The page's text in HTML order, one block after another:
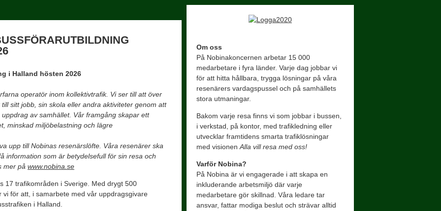
i Halland hösten 2026
operatör inom kollektivtrafik. Vi ser till att över
sitt jobb, sin skola eller andra aktiviteter genom att
av samhället. Vår framgång skapar ett
minskad miljöbelastning och lägre
upp till Nobinas resenärslöfte. Våra resenärer ska
information som är betydelsefull för sin resa och
mer på www.nobina.se
17 trafikområden i Sverige. Med drygt 500
för att, i samarbete med vår uppdragsgivare
i Halland.
Om oss
På Nobinakoncernen arbetar 15 000
medarbetare i fyra länder. Varje dag jobbar vi
för att hitta hållbara, trygga lösningar på våra
resenärers vardagspussel och på samhällets
stora utmaningar.
Bakom varje resa finns vi som jobbar i bussen,
i verkstad, på kontor, med trafikledning eller
utvecklar framtidens smarta trafiklösningar
med visionen Alla vill resa med oss!
Varför Nobina?
På Nobina är vi engagerade i att skapa en
inkluderande arbetsmiljö där varje
medarbetare gör skillnad. Våra ledare tar
ansvar, fattar modiga beslut och strävar alltid